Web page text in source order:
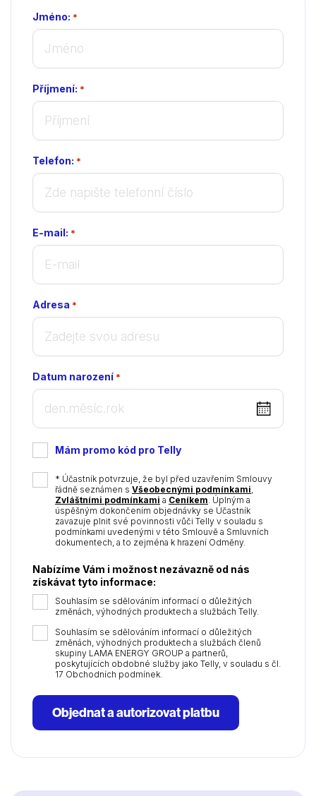
Jméno: *
Příjmení: *
Telefon: *
E-mail: *
Adresa *
Datum narození *
DD
dot
MM
dot
YYYY
Mám promo kód pro Telly
* Účastník potvrzuje, že byl před uzavřením Smlouvy
řádně seznámen s Všeobecnými podmínkami,
Zvláštními podmínkami a Ceníkem. Úplným a
úspěšným dokončením objednávky se Účastník
zavazuje plnit své povinnosti vůči Telly v souladu s
podmínkami uvedenými v této Smlouvě a Smluvních
dokumentech, a to zejména k hrazení Odměny.
Nabízíme Vám i možnost nezávazně od nás
získávat tyto informace:
Souhlasím se sdělováním informací o důležitých
změnách, výhodných produktech a službách Telly.
Souhlasím se sdělováním informací o důležitých
změnách, výhodných produktech a službách členů
skupiny LAMA ENERGY GROUP a partnerů,
poskytujících obdobné služby jako Telly, v souladu s čl.
17 Obchodních podmínek.
Objednat a autorizovat platbu